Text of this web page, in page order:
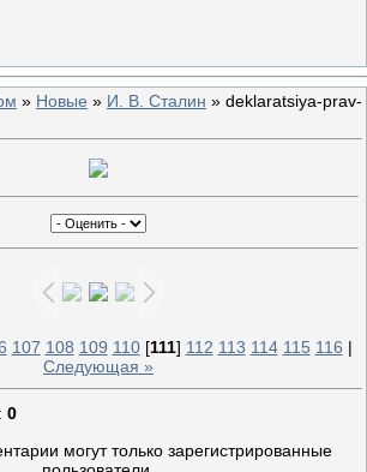
» Новые » И. В. Сталин » deklaratsiya-prav-
107 108 109 110[111] 112 113 114 115 116 |
Следующая »
: 0
могут только зарегистрированные